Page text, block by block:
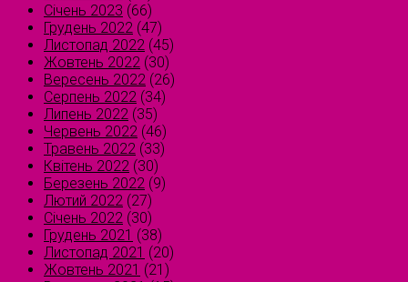
Січень 2023 (66)
Грудень 2022 (47)
Листопад 2022 (45)
Жовтень 2022 (30)
Вересень 2022 (26)
Серпень 2022 (34)
Липень 2022 (35)
Червень 2022 (46)
Травень 2022 (33)
Квітень 2022 (30)
Березень 2022 (9)
Лютий 2022 (27)
Січень 2022 (30)
Грудень 2021 (38)
Листопад 2021 (20)
Жовтень 2021 (21)